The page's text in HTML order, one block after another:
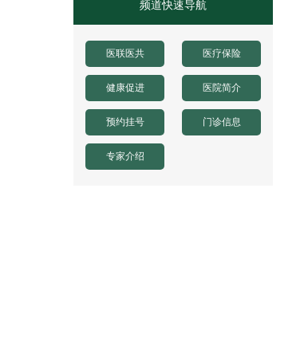
频道快速导航
医联医共 医疗保险
健康促进 医院简介
预约挂号 门诊信息
专家介绍